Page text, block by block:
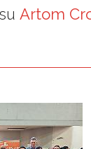
Artom